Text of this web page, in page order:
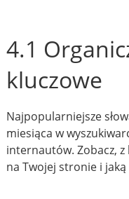
4.1
kluczowe
Najpopularniejsze
miesiąca w
internautów. Zobacz,
na Twojej stronie i